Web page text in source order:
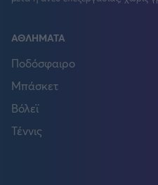
ΑΘΛΗΜΑΤΑ
Ποδόσφαιρο
Μπάσκετ
Βόλεϊ
Τέννις